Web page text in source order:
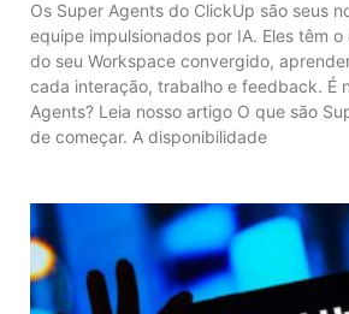
Os Super Agents do ClickUp são seus
equipe impulsionados por IA. Eles têm
do seu Workspace convergido,
cada interação, trabalho e feedback. É
Agents? Leia nosso artigo O que são
de começar. A disponibilidade